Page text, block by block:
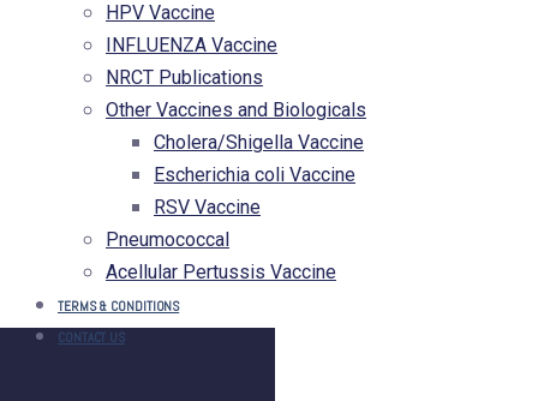
HPV Vaccine
INFLUENZA Vaccine
NRCT Publications
Other Vaccines and Biologicals
Cholera/Shigella Vaccine
Escherichia coli Vaccine
RSV Vaccine
Pneumococcal
Acellular Pertussis Vaccine
TERMS & CONDITIONS
CONTACT US